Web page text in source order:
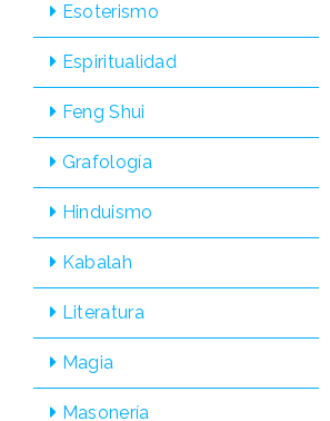
Esoterismo
Espiritualidad
Feng Shui
Grafologí­a
Hinduismo
Kabalah
Literatura
Magia
Masonería